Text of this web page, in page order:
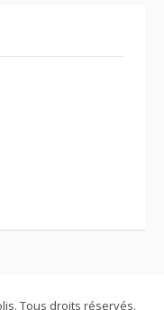
Tous droits réservés.